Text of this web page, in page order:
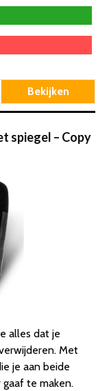
Bekijken
spiegel – Copy
alles dat je
Met
je aan beide
te maken.